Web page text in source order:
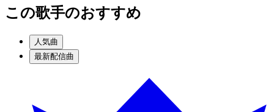
この歌手のおすすめ
人気曲
最新配信曲